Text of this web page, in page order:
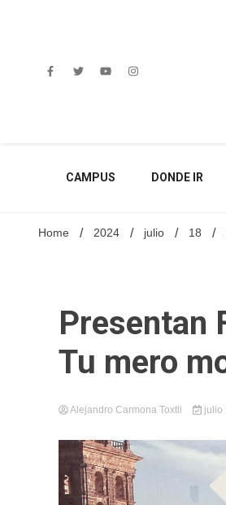
CAMPUS DONDE IR
Home 2024 julio 18
Presentan
Tu mero
Alejandro Carmona Toxtli julio